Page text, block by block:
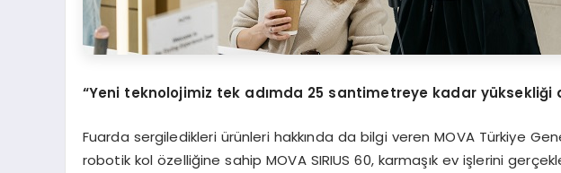
“Yeni teknolojimiz tek adımda 25 santimetreye kadar yüksekliği
Fuarda sergiledikleri ürünleri hakkında da bilgi veren MOVA Türkiye
robotik kol özelliğine sahip MOVA SIRIUS 60, karmaşık ev işlerini